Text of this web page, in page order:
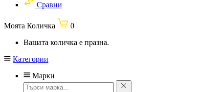
Сравни
Моята Количка
0
Вашата количка е празна.
Категории
Марки